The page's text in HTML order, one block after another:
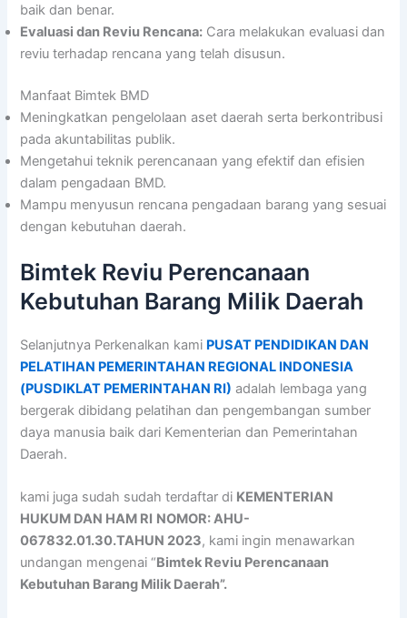
baik dan benar.
Evaluasi dan Reviu Rencana: Cara melakukan evaluasi dan
reviu terhadap rencana yang telah disusun.
Manfaat Bimtek BMD
Meningkatkan pengelolaan aset daerah serta berkontribusi
pada akuntabilitas publik.
Mengetahui teknik perencanaan yang efektif dan efisien
dalam pengadaan BMD.
Mampu menyusun rencana pengadaan barang yang sesuai
dengan kebutuhan daerah.
Bimtek Reviu Perencanaan
Kebutuhan Barang Milik Daerah
Selanjutnya Perkenalkan kami PUSAT PENDIDIKAN DAN
PELATIHAN PEMERINTAHAN REGIONAL INDONESIA
(PUSDIKLAT PEMERINTAHAN RI) adalah lembaga yang
bergerak dibidang pelatihan dan pengembangan sumber
daya manusia baik dari Kementerian dan Pemerintahan
Daerah.
kami juga sudah sudah terdaftar di KEMENTERIAN
HUKUM DAN HAM RI NOMOR: AHU-
067832.01.30.TAHUN 2023, kami ingin menawarkan
undangan mengenai “Bimtek Reviu Perencanaan
Kebutuhan Barang Milik Daerah”.